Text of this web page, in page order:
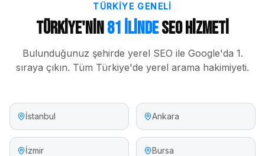
TÜRKIYE GENELI
Türkiye'nin81 İlindeSEO Hizmeti
Bulunduğunuz şehirde yerel SEO ile Google'da 1.
sıraya çıkın. Tüm Türkiye'de yerel arama hakimiyeti.
İstanbul Ankara
İzmir Bursa